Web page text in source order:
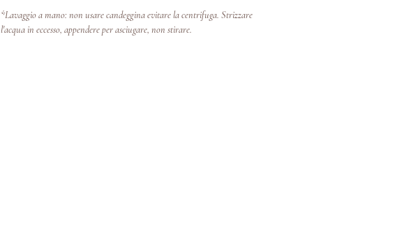
*Lavaggio a mano: non usare candeggina evitare la centrifuga. Strizzare
l'acqua in eccesso, appendere per asciugare, non stirare.